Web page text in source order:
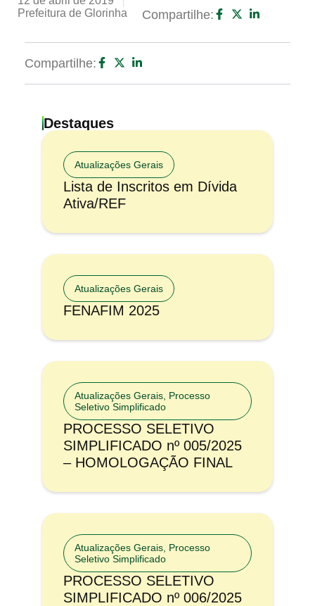
Prefeitura de Glorinha
Compartilhe:
Compartilhe:
Destaques
Atualizações Gerais
Lista de Inscritos em Dívida
Ativa/REF
Atualizações Gerais
FENAFIM 2025
Atualizações Gerais Processo
Seletivo Simplificado
PROCESSO SELETIVO
SIMPLIFICADO nº 005/2025
– HOMOLOGAÇÃO FINAL
Atualizações Gerais Processo
Seletivo Simplificado
PROCESSO SELETIVO
SIMPLIFICADO nº 006/2025